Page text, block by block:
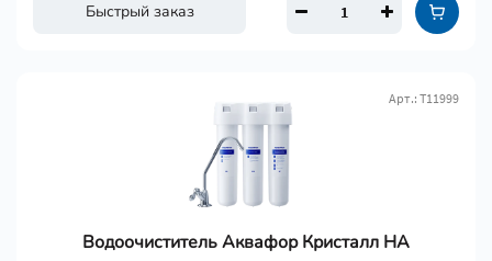
Быстрый заказ
Водоочиститель Аквафор Кристалл НА
Арт.: Т11999